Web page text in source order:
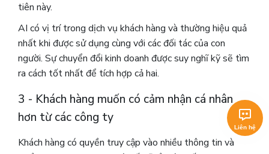
tiên này.
AI có vị trí trong dịch vụ khách hàng và thường hiệu quả
nhất khi được sử dụng cùng với các đối tác của con
người. Sự chuyển đổi kinh doanh được suy nghĩ kỹ sẽ tìm
ra cách tốt nhất để tích hợp cả hai.
3 - Khách hàng muốn có cảm nhận cá nhân
hơn từ các công ty
Khách hàng có quyền truy cập vào nhiều thông tin và
Liên hệ